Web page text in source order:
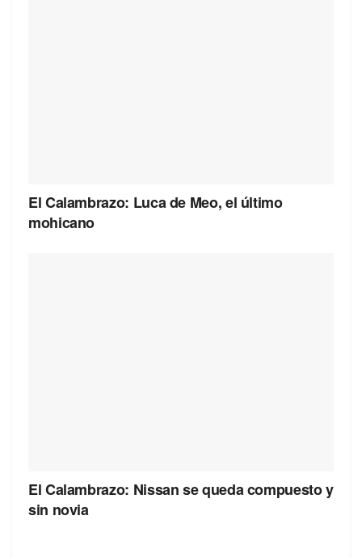
El Calambrazo: Luca de Meo, el último
mohicano
El Calambrazo: Nissan se queda compuesto y
sin novia